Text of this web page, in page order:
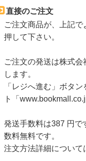
直接のご注文
ご注文商品が、上記
押して下さい。
ご注文の発送は株式
します。
「レジへ進む」ボタ
ト「
発送手数料は387 円で
数料無料です。
注文方法詳細について